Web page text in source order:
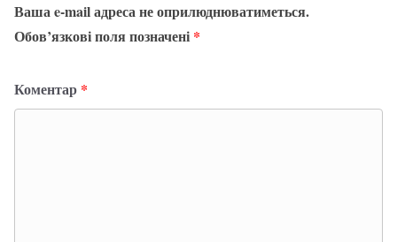
Ваша e-mail адреса не оприлюднюватиметься.
Обов’язкові поля позначені *
Коментар *